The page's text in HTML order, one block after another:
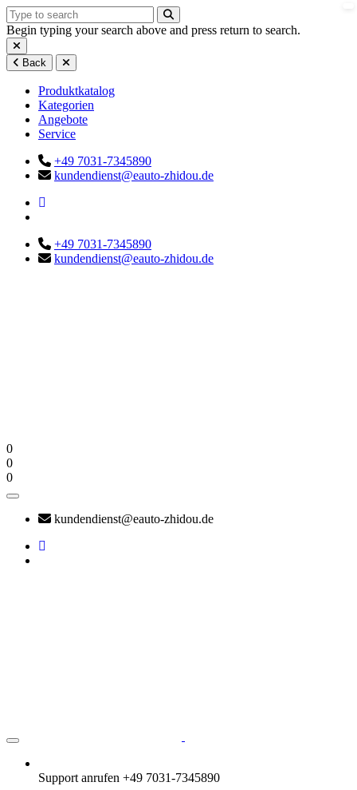
Begin typing your search above and press return to search.
Back
Produktkatalog
Kategorien
Angebote
Service
+49 7031-7345890
kundendienst@eauto-zhidou.de
+49 7031-7345890
kundendienst@eauto-zhidou.de
0
0
0
kundendienst@eauto-zhidou.de
Support anrufen +49 7031-7345890